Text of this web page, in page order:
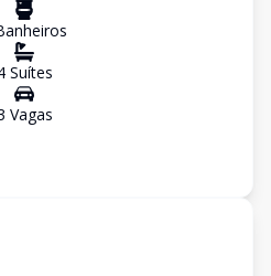
s
Suítes
Vagas